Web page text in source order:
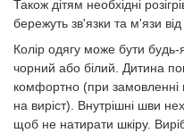
Також дітям необхідні
бережуть зв'язки та м'язи від
Колір одягу може бути
чорний або білий. Дитина
комфортно (при замовленні
на виріст). Внутрішні шви
щоб не натирати шкіру.